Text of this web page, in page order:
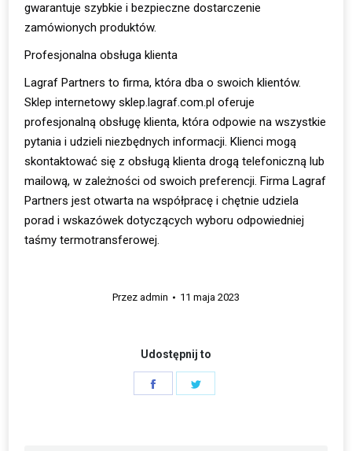
gwarantuje szybkie i bezpieczne dostarczenie
zamówionych produktów.
Profesjonalna obsługa klienta
Lagraf Partners to firma, która dba o swoich klientów.
Sklep internetowy sklep.lagraf.com.pl oferuje
profesjonalną obsługę klienta, która odpowie na wszystkie
pytania i udzieli niezbędnych informacji. Klienci mogą
skontaktować się z obsługą klienta drogą telefoniczną lub
mailową, w zależności od swoich preferencji. Firma Lagraf
Partners jest otwarta na współpracę i chętnie udziela
porad i wskazówek dotyczących wyboru odpowiedniej
taśmy termotransferowej.
Przez admin 11 maja 2023
Udostępnij to